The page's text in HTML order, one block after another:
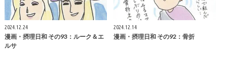
2024.12.24
漫画・摂理日和 その93：ルーク＆エ
ルサ
2024.12.14
漫画・摂理日和 その92：骨折